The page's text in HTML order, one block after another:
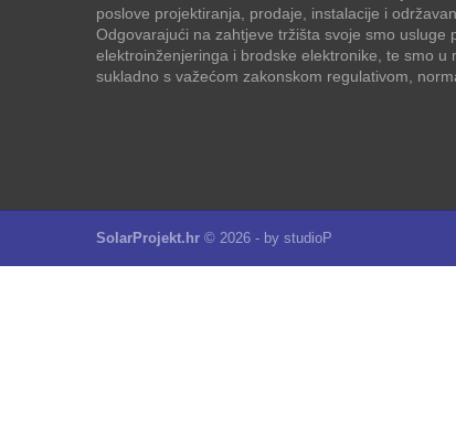
poslove projektiranja, prodaje, instalacije i
Odgovarajući na zahtjeve tržišta svoje smo usluge
elektroinženjeringa i brodske elektronike, te smo u
sukladno s važećom zakonskom regulativom,
SolarProjekt.hr © 2026 - by studioP